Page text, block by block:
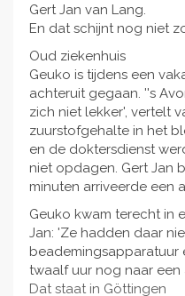
Gert Jan van Lang.
En dat schijnt nog niet
Oud ziekenhuis
Geuko is tijdens een
achteruit gegaan. ''s
zich niet lekker', vertelt
zuurstofgehalte in het
en de doktersdienst
niet opdagen. Gert Jan
minuten arriveerde een
Geuko kwam terecht in
Jan: 'Ze hadden daar
beademingsapparatuur
twaalf uur nog naar een
Dat staat in Göttingen